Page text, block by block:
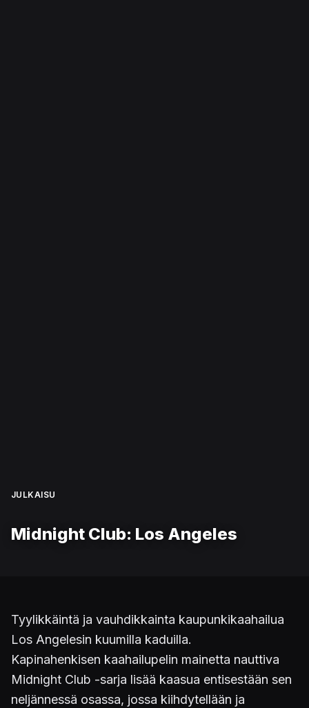
JULKAISU
Midnight Club: Los Angeles
Tyylikkäintä ja vauhdikkainta kaupunkikaahailua
Los Angelesin kuumilla kaduilla.
Kapinahenkisen kaahailupelin mainetta nauttiva
Midnight Club -sarja lisää kaasua entisestään sen
neljännessä osassa, jossa kiihdytellään ja